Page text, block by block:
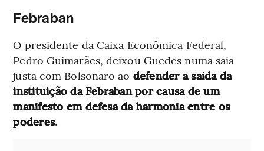
Febraban
O presidente da Caixa Econômica Federal,
Pedro Guimarães, deixou Guedes numa saia
justa com Bolsonaro ao defender a saída da
instituição da Febraban por causa de um
manifesto em defesa da harmonia entre os
poderes.